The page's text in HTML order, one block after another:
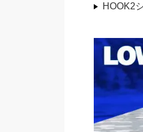
HOOK2